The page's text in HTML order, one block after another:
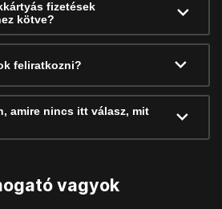
fizetések
kötve?
feliratkozni?
amire nincs itt válasz, mit
vagyok